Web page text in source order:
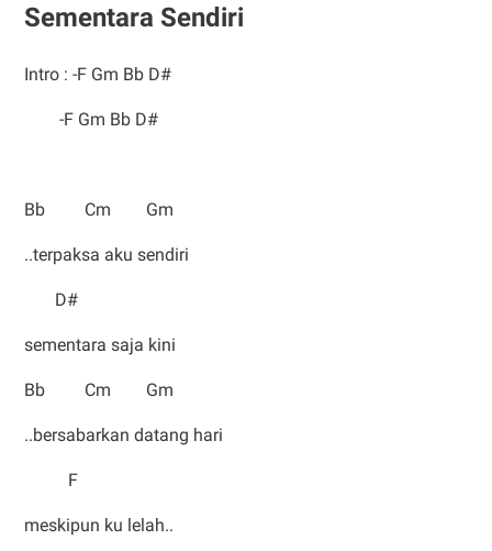
Sementara Sendiri
Intro : -F Gm Bb D#
-F Gm Bb D#
Bb Cm Gm
..terpaksa aku sendiri
D#
sementara saja kini
Bb Cm Gm
..bersabarkan datang hari
F
meskipun ku lelah..